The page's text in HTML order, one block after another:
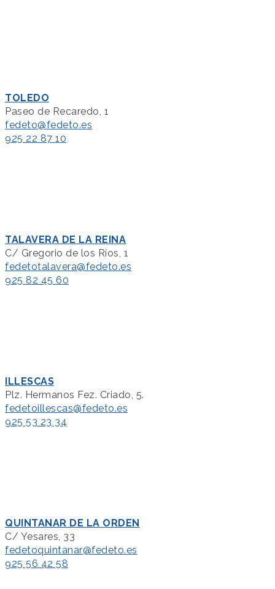
TOLEDO
Paseo de Recaredo, 1
fedeto@fedeto.es
925 22 87 10
TALAVERA DE LA REINA
C/ Gregorio de los Ríos, 1
fedetotalavera@fedeto.es
925 82 45 60
ILLESCAS
Plz. Hermanos Fez. Criado, 5.
fedetoillescas@fedeto.es
925 53 23 34
QUINTANAR DE LA ORDEN
C/ Yesares, 33
fedetoquintanar@fedeto.es
925 56 42 58